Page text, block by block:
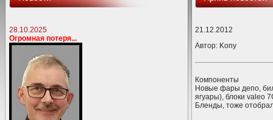
28.10.2025
Огромная потеря...
21.12.2012
Автор: Kony
Компоненты
Новые фары депо,
ягуары), блоки valeo
Бленды, тоже